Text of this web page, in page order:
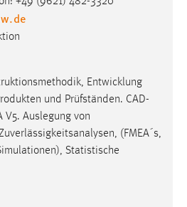
Entwicklung
und Prüfständen. CAD-
V5. Auslegung von
Statistische